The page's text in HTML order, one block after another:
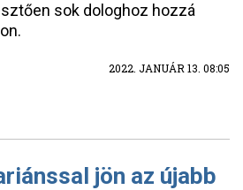
sok dologhoz hozzá
2022. JANUÁR 13. 08:05
jön az újabb